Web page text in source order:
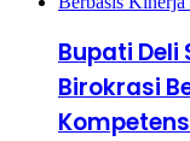
Bupati Deli
Birokrasi